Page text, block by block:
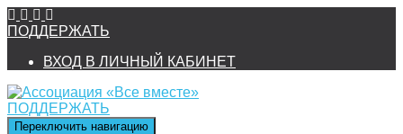
ПОДДЕРЖАТЬ
ВХОД В ЛИЧНЫЙ КАБИНЕТ
ПОДДЕРЖАТЬ
Переключить навигацию